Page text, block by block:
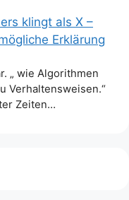
klingt als X –
Erklärung
„ wie Algorithmen
Verhaltensweisen.“
Zeiten…